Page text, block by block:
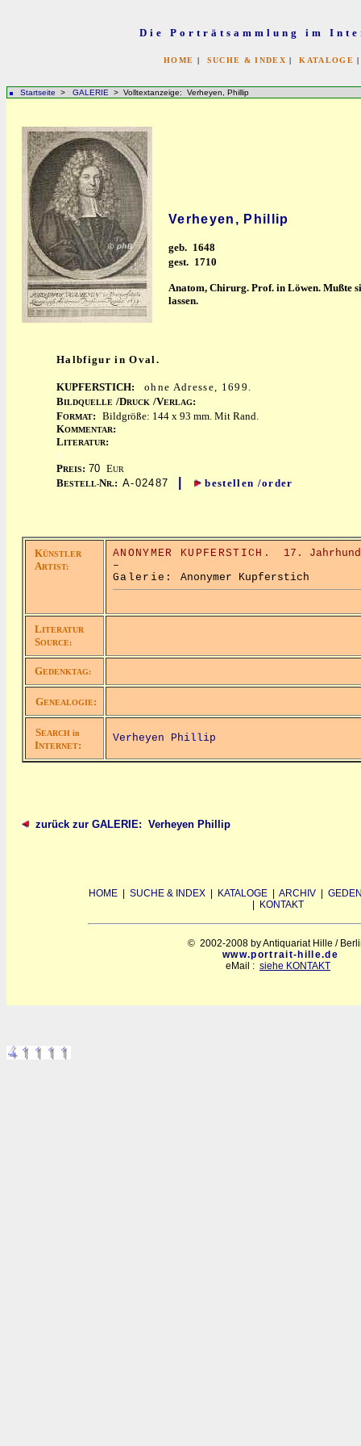
Die Porträtsammlung im
HOME | SUCHE & INDEX |KATALOGE
Startseite > GALERIE > Volltextanzeige: Verheyen, Phillip
Verheyen, Phillip
geb. 1648
gest. 1710
Anatom, Chirurg. Prof. in Löwen. Mußte
lassen.
Halbfigur in Oval.
KUPFERSTICH:
ohne Adresse, 1699.
BILDQUELLE /DRUCK /VERLAG:
FORMAT: Bildgröße: 144 x 93 mm. Mit Rand.
KOMMENTAR:
LITERATUR:
x
PREIS: 70 EUR
BESTELL-NR.: A-02487 | bestellen /order
KÜNSTLER
ARTIST:
ANONYMER KUPFERSTICH.
17.
–
Galerie: Anonymer Kupferstich
LITERATUR
SOURCE:
GEDENKTAG:
GENEALOGIE:
SEARCH in
INTERNET:
Verheyen Phillip
zurück zur GALERIE: Verheyen Phillip
HOME SUCHE & INDEX KATALOGE ARCHIV
KONTAKT
© 2002-2008 by Antiquariat Hille /
www.portrait-hille.de
eMail : siehe KONTAKT